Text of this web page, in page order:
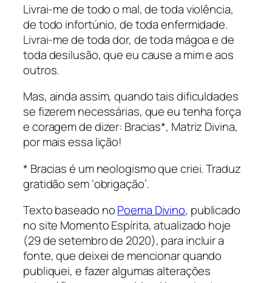
Livrai-me de todo o mal, de toda violência,
de todo infortúnio, de toda enfermidade.
Livrai-me de toda dor, de toda mágoa e de
toda desilusão, que eu cause a mim e aos
outros.
Mas, ainda assim, quando tais dificuldades
se fizerem necessárias, que eu tenha força
e coragem de dizer: Bracias*, Matriz Divina,
por mais essa lição!
* Bracias é um neologismo que criei. Traduz
gratidão sem ‘obrigação’.
Texto baseado noPoema Divino, publicado
no site Momento Espírita, atualizado hoje
(29 de setembro de 2020), para incluir a
fonte, que deixei de mencionar quando
publiquei, e fazer algumas alterações